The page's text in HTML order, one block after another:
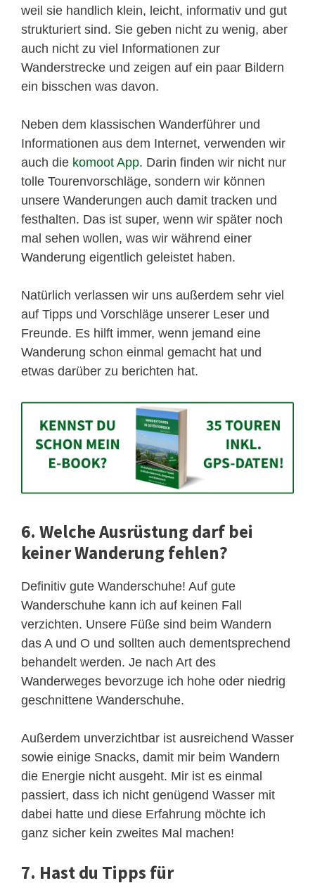
weil sie handlich klein, leicht, informativ und gut
strukturiert sind. Sie geben nicht zu wenig, aber
auch nicht zu viel Informationen zur
Wanderstrecke und zeigen auf ein paar Bildern
ein bisschen was davon.
Neben dem klassischen Wanderführer und
Informationen aus dem Internet, verwenden wir
auch die komoot App. Darin finden wir nicht nur
tolle Tourenvorschläge, sondern wir können
unsere Wanderungen auch damit tracken und
festhalten. Das ist super, wenn wir später noch
mal sehen wollen, was wir während einer
Wanderung eigentlich geleistet haben.
Natürlich verlassen wir uns außerdem sehr viel
auf Tipps und Vorschläge unserer Leser und
Freunde. Es hilft immer, wenn jemand eine
Wanderung schon einmal gemacht hat und
etwas darüber zu berichten hat.
6. Welche Ausrüstung darf bei
keiner Wanderung fehlen?
Definitiv gute Wanderschuhe! Auf gute
Wanderschuhe kann ich auf keinen Fall
verzichten. Unsere Füße sind beim Wandern
das A und O und sollten auch dementsprechend
behandelt werden. Je nach Art des
Wanderweges bevorzuge ich hohe oder niedrig
geschnittene Wanderschuhe.
Außerdem unverzichtbar ist ausreichend Wasser
sowie einige Snacks, damit mir beim Wandern
die Energie nicht ausgeht. Mir ist es einmal
passiert, dass ich nicht genügend Wasser mit
dabei hatte und diese Erfahrung möchte ich
ganz sicher kein zweites Mal machen!
7. Hast du Tipps für